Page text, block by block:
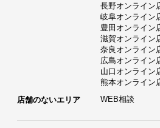
長野オンライン
岐阜オンライン
豊田オンライン
滋賀オンライン
奈良オンライン
広島オンライン
山口オンライン
熊本オンライン
店舗のないエリア
WEB相談